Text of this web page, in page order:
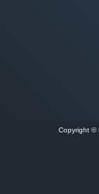
Copyright ©